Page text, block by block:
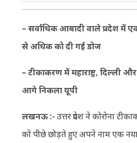
– सर्वाधिक आबादी वाले प्रदेश में
से अधिक को दी गई डोज
– टीकाकरण में महाराष्ट्र, दिल्ली
आगे निकला यूपी
लखनऊ :- उत्तर प्रदेश ने कोरोना
को पीछे छोड़ते हुए अपने नाम एक नया